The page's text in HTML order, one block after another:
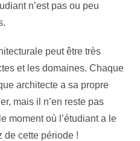
n’est pas ou peu
peut être très
et les domaines. Chaque
architecte a sa propre
mais il n’en reste pas
moment où l’étudiant a le
de cette période !